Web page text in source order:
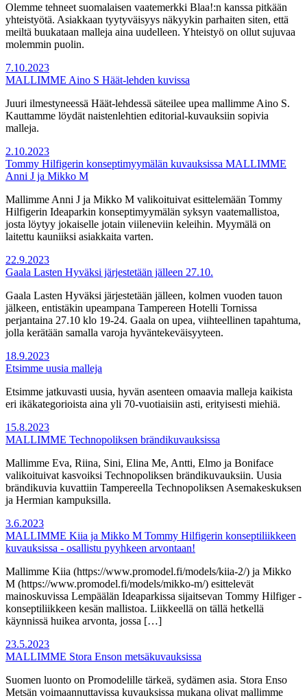
Olemme tehneet suomalaisen vaatemerkki Blaa!:n kanssa pitkään
yhteistyötä. Asiakkaan tyytyväisyys näkyykin parhaiten siten, että
meiltä buukataan malleja aina uudelleen. Yhteistyö on ollut sujuvaa
molemmin puolin.
7.10.2023
MALLIMME Aino S Häät-lehden kuvissa
Juuri ilmestyneessä Häät-lehdessä säteilee upea mallimme Aino S.
Kauttamme löydät naistenlehtien editorial-kuvauksiin sopivia
malleja.
2.10.2023
Tommy Hilfigerin konseptimyymälän kuvauksissa MALLIMME
Anni J ja Mikko M
Mallimme Anni J ja Mikko M valikoituivat esittelemään Tommy
Hilfigerin Ideaparkin konseptimyymälän syksyn vaatemallistoa,
josta löytyy jokaiselle jotain viileneviin keleihin. Myymälä on
laitettu kauniiksi asiakkaita varten.
22.9.2023
Gaala Lasten Hyväksi järjestetään jälleen 27.10.
Gaala Lasten Hyväksi järjestetään jälleen, kolmen vuoden tauon
jälkeen, entistäkin upeampana Tampereen Hotelli Tornissa
perjantaina 27.10 klo 19-24. Gaala on upea, viihteellinen tapahtuma,
jolla kerätään samalla varoja hyväntekeväisyyteen.
18.9.2023
Etsimme uusia malleja
Etsimme jatkuvasti uusia, hyvän asenteen omaavia malleja kaikista
eri ikäkategorioista aina yli 70-vuotiaisiin asti, erityisesti miehiä.
15.8.2023
MALLIMME Technopoliksen brändikuvauksissa
Mallimme Eva, Riina, Sini, Elina Me, Antti, Elmo ja Boniface
valikoituivat kasvoiksi Technopoliksen brändikuvauksiin. Uusia
brändikuvia kuvattiin Tampereella Technopoliksen Asemakeskuksen
ja Hermian kampuksilla.
3.6.2023
MALLIMME Kiia ja Mikko M Tommy Hilfigerin konseptiliikkeen
kuvauksissa - osallistu pyyhkeen arvontaan!
Mallimme Kiia (https://www.promodel.fi/models/kiia-2/) ja Mikko
M (https://www.promodel.fi/models/mikko-m/) esittelevät
mainoskuvissa Lempäälän Ideaparkissa sijaitsevan Tommy Hilfiger -
konseptiliikkeen kesän mallistoa. Liikkeellä on tällä hetkellä
käynnissä huikea arvonta, jossa […]
23.5.2023
MALLIMME Stora Enson metsäkuvauksissa
Suomen luonto on Promodelille tärkeä, sydämen asia. Stora Enso
Metsän voimaannuttavissa kuvauksissa mukana olivat mallimme